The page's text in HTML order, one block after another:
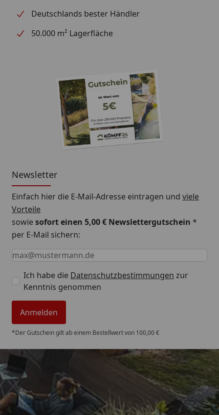
Deutschlands bester Händler
50.000 m² Lagerfläche
Newsletter
Einfach hier die E-Mail-Adresse eintragen und viele
Vorteile
sowiesofort einen 5,00 € Newslettergutschein *
per E-Mail sichern:
Keine Eingabe erforderlich
Eingabe erforderlich
E-Mail *
Ich habe die Datenschutzbestimmungen zur
Kenntnis genommen
Anmelden
*Der Gutschein gilt ab einem Bestellwert von 100,00 €
Trusted Shops
4,85/ 5